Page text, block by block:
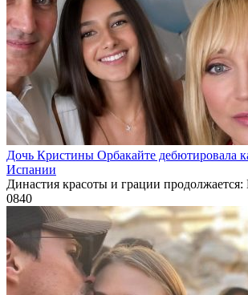
Дочь Кристины Орбакайте дебютировала
Испании
Династия красоты и грации
0840